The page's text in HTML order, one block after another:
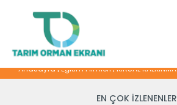
Anasayfa|Eğitim Filmleri|KIRSAL KALKINMA
EN ÇOK İZLENENLER